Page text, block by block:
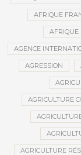
AFRIQUE
AGENCE
AGRESSION
AGRICULTURE
AGRICULTURE